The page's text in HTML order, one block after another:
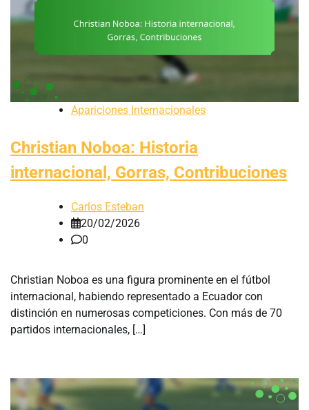
Apariciones Internacionales
Christian Noboa: Historia
internacional, Gorras, Contribuciones
Carlos Esteban
20/02/2026
0
Christian Noboa es una figura prominente en el fútbol
internacional, habiendo representado a Ecuador con
distinción en numerosas competiciones. Con más de 70
partidos internacionales, […]